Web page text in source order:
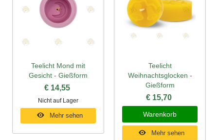
Teelicht Mond mit
Gesicht - Gießform
€ 14,55
Nicht auf Lager
Mehr sehen
Teelicht
Weihnachtsglocken -
Gießform
€ 15,70
Warenkorb
Mehr sehen